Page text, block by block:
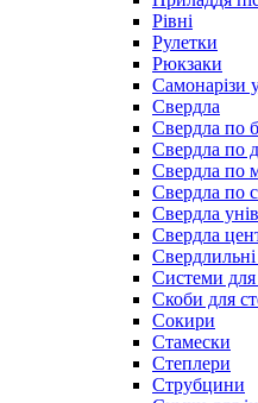
Рівні
Рулетки
Рюкзаки
Самонарізи
Свердла
Свердла по
Свердла по
Свердла по
Свердла по
Свердла
Свердла
Системи для
Скоби для
Сокири
Стамески
Степлери
Струбцини